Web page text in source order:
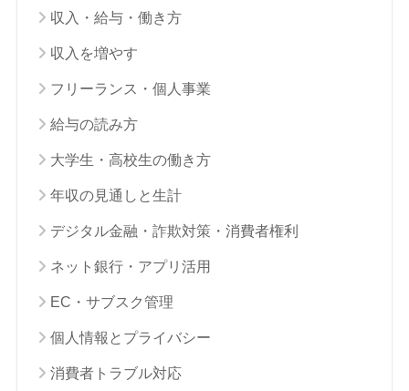
収入・給与・働き方
収入を増やす
フリーランス・個人事業
給与の読み方
大学生・高校生の働き方
年収の見通しと生計
デジタル金融・詐欺対策・消費者権利
ネット銀行・アプリ活用
EC・サブスク管理
個人情報とプライバシー
消費者トラブル対応